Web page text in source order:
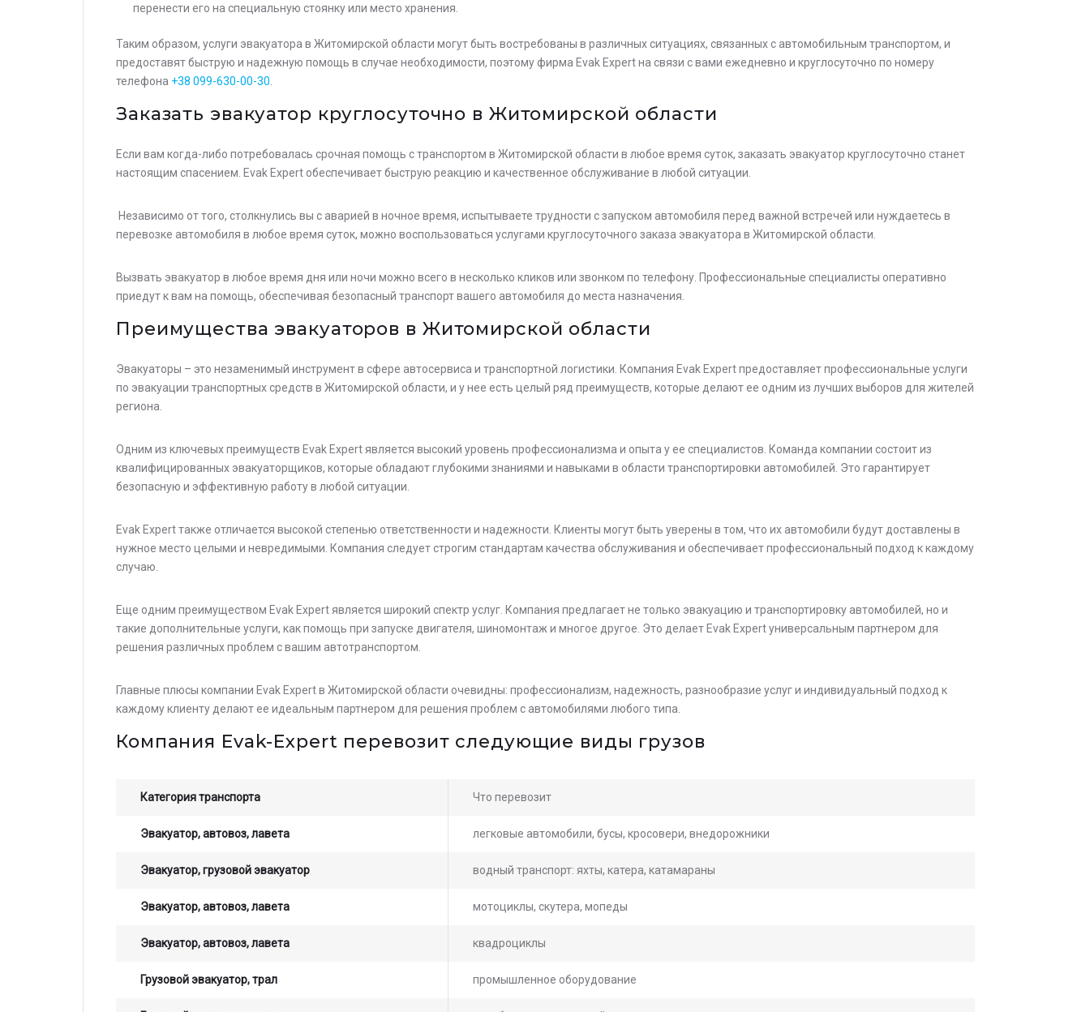
перенести его на специальную стоянку или место хранения.
Таким образом, услуги эвакуатора в Житомирской области могут быть востребованы в различных ситуациях, связанных с автомобильным транспортом, и
предоставят быструю и надежную помощь в случае необходимости, поэтому фирма Evak Expert на связи с вами ежедневно и круглосуточно по номеру
телефона +38 099-630-00-30
Заказать эвакуатор круглосуточно в Житомирской области
Если вам когда-либо потребовалась срочная помощь с транспортом в Житомирской области в любое время суток, заказать эвакуатор круглосуточно станет
настоящим спасением. Evak Expert обеспечивает быструю реакцию и качественное обслуживание в любой ситуации.
Независимо от того, столкнулись вы с аварией в ночное время, испытываете трудности с запуском автомобиля перед важной встречей или нуждаетесь в
перевозке автомобиля в любое время суток, можно воспользоваться услугами круглосуточного заказа эвакуатора в Житомирской области.
Вызвать эвакуатор в любое время дня или ночи можно всего в несколько кликов или звонком по телефону. Профессиональные специалисты оперативно
приедут к вам на помощь, обеспечивая безопасный транспорт вашего автомобиля до места назначения.
Преимущества эвакуаторов в Житомирской области
Эвакуаторы – это незаменимый инструмент в сфере автосервиса и транспортной логистики. Компания Evak Expert предоставляет профессиональные услуги
по эвакуации транспортных средств в Житомирской области, и у нее есть целый ряд преимуществ, которые делают ее одним из лучших выборов для жителей
региона.
Одним из ключевых преимуществ Evak Expert является высокий уровень профессионализма и опыта у ее специалистов. Команда компании состоит из
квалифицированных эвакуаторщиков, которые обладают глубокими знаниями и навыками в области транспортировки автомобилей. Это гарантирует
безопасную и эффективную работу в любой ситуации.
Evak Expert также отличается высокой степенью ответственности и надежности. Клиенты могут быть уверены в том, что их автомобили будут доставлены в
нужное место целыми и невредимыми. Компания следует строгим стандартам качества обслуживания и обеспечивает профессиональный подход к каждому
случаю.
Еще одним преимуществом Evak Expert является широкий спектр услуг. Компания предлагает не только эвакуацию и транспортировку автомобилей, но и
такие дополнительные услуги, как помощь при запуске двигателя, шиномонтаж и многое другое. Это делает Evak Expert универсальным партнером для
решения различных проблем с вашим автотранспортом.
Главные плюсы компании Evak Expert в Житомирской области очевидны: профессионализм, надежность, разнообразие услуг и индивидуальный подход к
каждому клиенту делают ее идеальным партнером для решения проблем с автомобилями любого типа.
Компания Evak-Expert перевозит следующие виды грузов
Категория транспорта Что перевозит
Эвакуатор, автовоз, лавета легковые автомобили, бусы, кросовери, внедорожники
Эвакуатор, грузовой эвакуатор водный транспорт: яхты, катера, катамараны
Эвакуатор, автовоз, лавета мотоциклы, скутера, мопеды
Эвакуатор, автовоз, лавета квадроциклы
Грузовой эвакуатор, трал промышленное оборудование
стоимости услуг с нашим
оператором